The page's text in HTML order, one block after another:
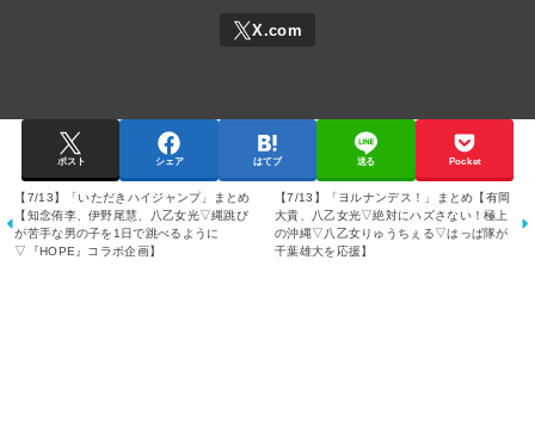
ポスト シェア はてブ 送る Pocket
【7/13】「いただきハイジャンプ」まとめ
【知念侑李、伊野尾慧、八乙女光▽縄跳び
が苦手な男の子を1日で跳べるように
▽『HOPE』コラボ企画】
【7/13】「ヨルナンデス！」まとめ【有岡
大貴、八乙女光▽絶対にハズさない！極上
の沖縄▽八乙女りゅうちぇる▽はっぱ隊が
千葉雄大を応援】